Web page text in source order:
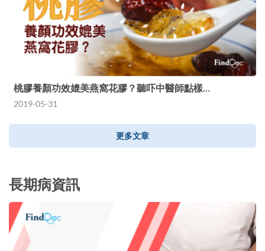
桃膠養顏功效媲美燕窩花膠？聽吓中醫師點樣…
2019-05-31
更多文章
長期病資訊